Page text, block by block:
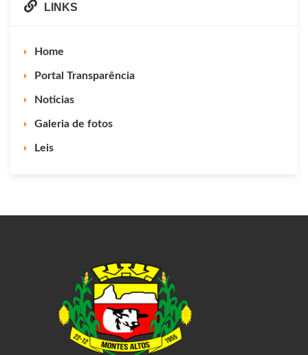
LINKS
Home
Portal Transparência
Noticias
Galeria de fotos
Leis